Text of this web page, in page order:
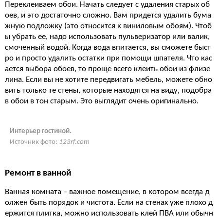
Переклеиваем обои. Начать следует с удаления старых об
оев, и это достаточно сложно. Вам придется удалить бума
жную подложку (это относится к виниловым обоям). Чтоб
ы убрать ее, надо использовать пульверизатор или валик,
смоченный водой. Когда вода впитается, вы сможете быст
ро и просто удалить остатки при помощи шпателя. Что кас
ается выбора обоев, то проще всего клеить обои из флизе
лина. Если вы не хотите передвигать мебель, можете обно
вить только те стены, которые находятся на виду, подобра
в обои в тон старым. Это выглядит очень оригинально.
Интерьер гостиной.
Источник фото: 123rf.com
Ремонт в ванной
Ванная комната – важное помещение, в котором всегда д
олжен быть порядок и чистота. Если на стенах уже плохо д
ержится плитка, можно использовать клей ПВА или обычн